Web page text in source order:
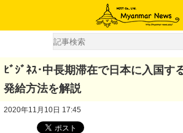
ﾋﾞｼﾞﾈｽ･中長期滞在で日本に入国す
発給方法を解説
2020年11月10日 17:45